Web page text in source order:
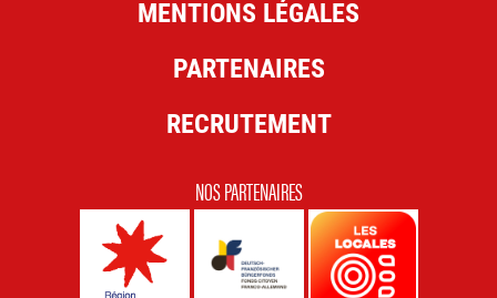
MENTIONS LÉGALES
PARTENAIRES
RECRUTEMENT
NOS PARTENAIRES